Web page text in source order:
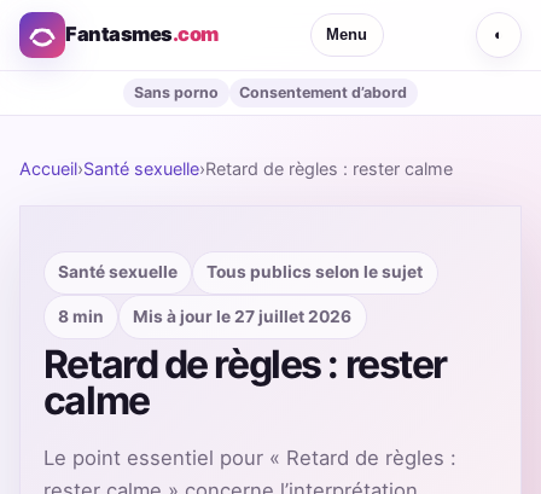
Fantasmes.com Menu ◐
Sans porno Consentement d’abord
Accueil›Santé sexuelle›Retard de règles : rester calme
Santé sexuelle Tous publics selon le sujet
8 min Mis à jour le 27 juillet 2026
Retard de règles : rester
calme
Le point essentiel pour « Retard de règles :